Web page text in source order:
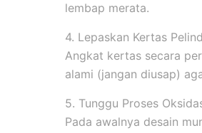
lembap merata.
4. Lepaskan Kertas
Angkat kertas secara
alami (jangan diusap)
5. Tunggu Proses
Pada awalnya desain